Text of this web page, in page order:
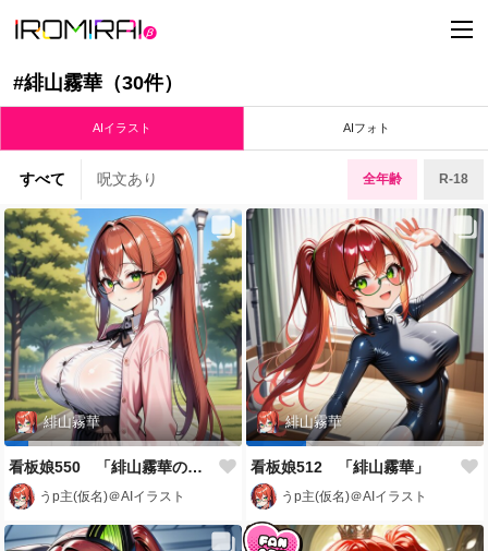
t
o
e
v
i
g
a
t
i
o
n
#緋山霧華（30件）
AIイラスト AIフォト
すべて 呪文あり 全年齢 R-18
緋山霧華
看板娘550 「緋山霧華のよもやま話」
うp主(仮名)＠AIイラスト
緋山霧華
看板娘512 「緋山霧華」
うp主(仮名)＠AIイラスト